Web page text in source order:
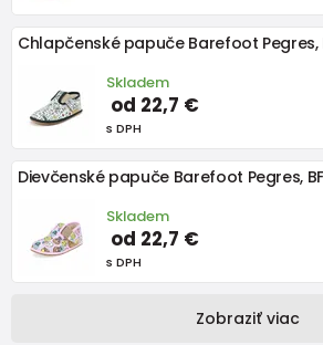
Chlapčenské papuče Barefoot Pegres,
Skladem
od 22,7 €
s DPH
Dievčenské papuče Barefoot Pegres,
Skladem
od 22,7 €
s DPH
Zobraziť viac